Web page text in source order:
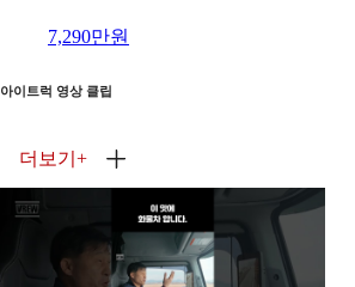
7,290만원
아이트럭 영상 클립
더보기 +